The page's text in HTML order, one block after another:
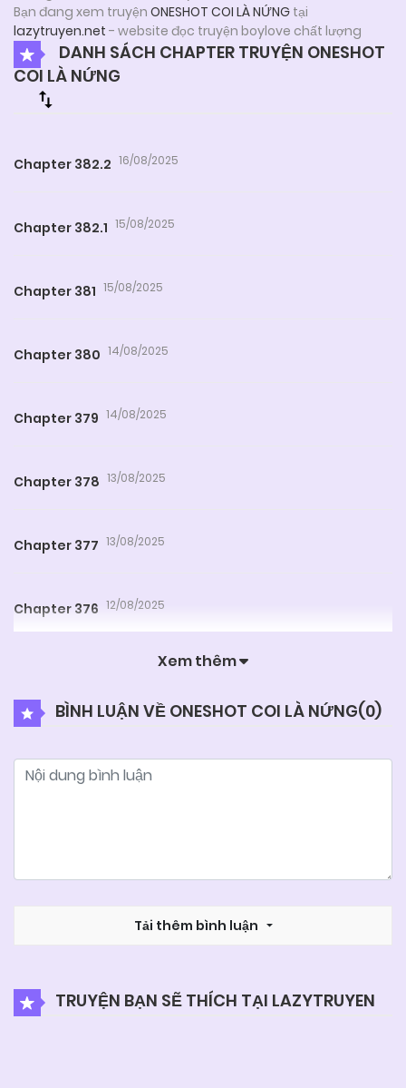
Bạn đang xem truyện ONESHOT COI LÀ NỨNG tại
lazytruyen.net - website đọc truyện boylove chất lượng
DANH SÁCH CHAPTER TRUYỆN ONESHOT
COI LÀ NỨNG
Chapter 382.2 16/08/2025
Chapter 382.1 15/08/2025
Chapter 381 15/08/2025
Chapter 380 14/08/2025
Chapter 379 14/08/2025
Chapter 378 13/08/2025
Chapter 377 13/08/2025
Chapter 376 12/08/2025
12/08/2025
09/08/2025
Chapter 371
Xem thêm
BÌNH LUẬN VỀ ONESHOT COI LÀ NỨNG(0)
Tải thêm bình luận
TRUYỆN BẠN SẼ THÍCH TẠI LAZYTRUYEN